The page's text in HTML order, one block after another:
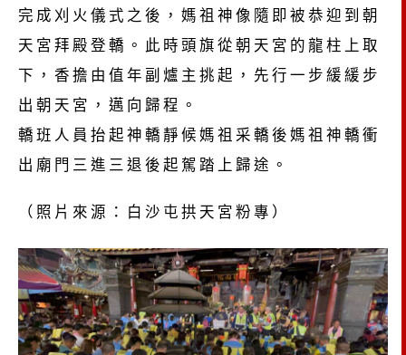
完成刈火儀式之後，媽祖神像隨即被恭迎到朝
天宮拜殿登轎。此時頭旗從朝天宮的龍柱上取
下，香擔由值年副爐主挑起，先行一步緩緩步
出朝天宮，邁向歸程。
轎班人員抬起神轎靜候媽祖采轎後媽祖神轎衝
出廟門三進三退後起駕踏上歸途。
（照片來源：白沙屯拱天宮粉專）